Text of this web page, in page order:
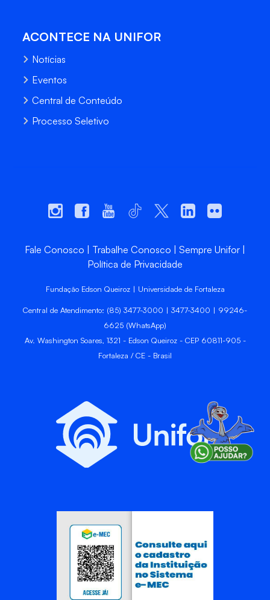
ACONTECE NA UNIFOR
Notícias
Eventos
Central de Conteúdo
Processo Seletivo
Fale Conosco Trabalhe Conosco
Sempre Unifor
Política de Privacidade
Fundação Edson Queiroz | Universidade de Fortaleza
Central de Atendimento: (85) 3477-3000 | 3477-3400 | 99246-
6625 (WhatsApp)
Av. Washington Soares, 1321 - Edson Queiroz - CEP 60811-905 -
Fortaleza / CE - Brasil